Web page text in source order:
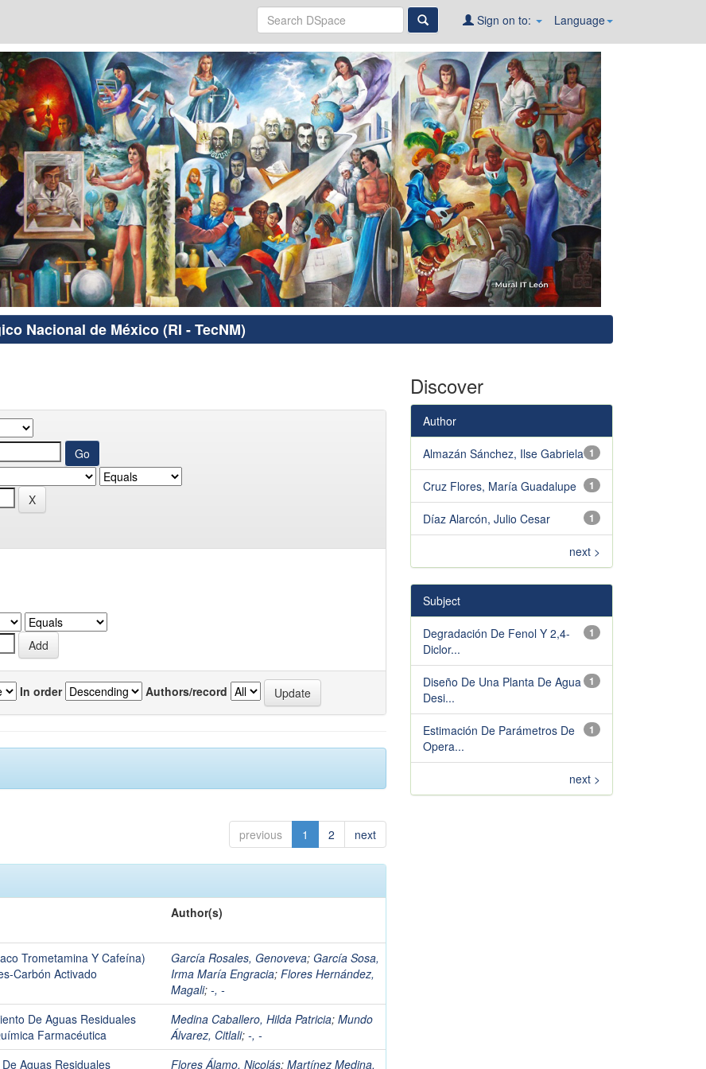
Language
Sign on to:
Nacional de México (RI - TecNM)
In order Authors/record
previous 1 2 next
Author(s)
Trometamina Y Cafeína)
Carbón Activado
García Rosales, Genoveva; García Sosa,
Irma María Engracia; Flores Hernández,
Magali; -, -
De Aguas Residuales
Farmacéutica
Medina Caballero, Hilda Patricia; Mundo
Álvarez, Citlali; -, -
Aguas Residuales
Flores Álamo, Nicolás; Martínez Medina,
Discover
Author
1
Almazán Sánchez, Ilse Gabriela
1
Cruz Flores, María Guadalupe
1
Díaz Alarcón, Julio Cesar
next >
Subject
1
Degradación De Fenol Y 2,4-
Diclor...
1
Diseño De Una Planta De Agua
Desi...
1
Estimación De Parámetros De
Opera...
next >